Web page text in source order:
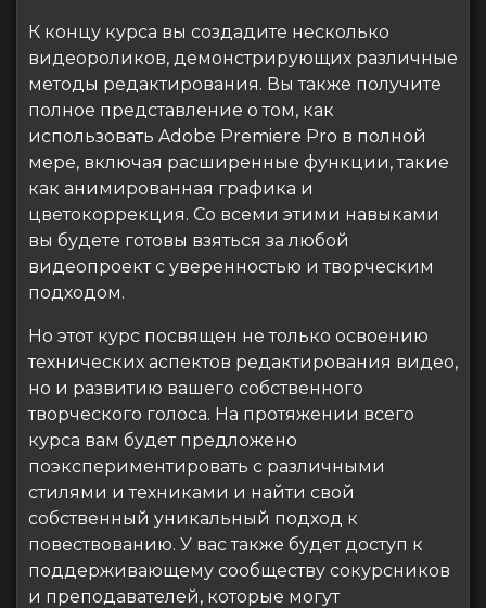
К концу курса вы создадите несколько
видеороликов, демонстрирующих различные
методы редактирования. Вы также получите
полное представление о том, как
использовать Adobe Premiere Pro в полной
мере, включая расширенные функции, такие
как анимированная графика и
цветокоррекция. Со всеми этими навыками
вы будете готовы взяться за любой
видеопроект с уверенностью и творческим
подходом.
Но этот курс посвящен не только освоению
технических аспектов редактирования видео,
но и развитию вашего собственного
творческого голоса. На протяжении всего
курса вам будет предложено
поэкспериментировать с различными
стилями и техниками и найти свой
собственный уникальный подход к
повествованию. У вас также будет доступ к
поддерживающему сообществу сокурсников
и преподавателей, которые могут